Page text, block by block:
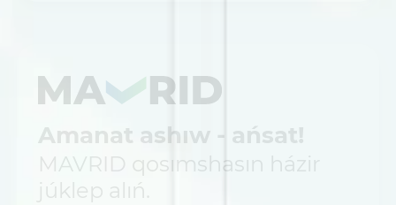
Amanat ashıw - ańsat!
MAVRID qosımshasın házir
júklep alıń.